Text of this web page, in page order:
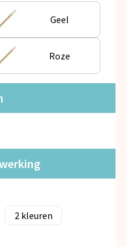
Geel
Roze
2